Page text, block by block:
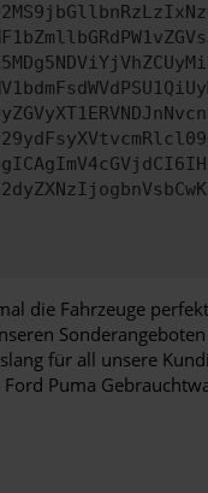
die Fahrzeuge
für all unsere
Puma